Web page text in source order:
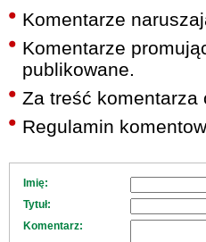
Komentarze
Komentarze
publikowane.
Za treść komentarza
Regulamin
Imię:
Tytuł:
Komentarz: